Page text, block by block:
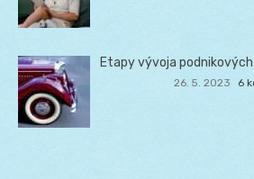
Etapy vývoja
26. 5. 2023 6